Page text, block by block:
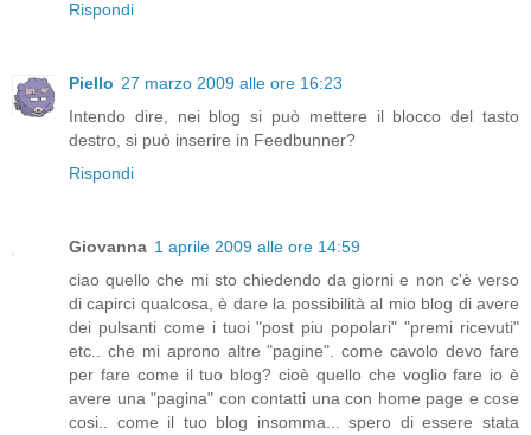
Rispondi
Piello 27 marzo 2009 alle ore 16:23
Intendo dire, nei blog si può mettere il blocco del tasto
destro, si può inserire in Feedbunner?
Rispondi
Giovanna 1 aprile 2009 alle ore 14:59
ciao quello che mi sto chiedendo da giorni e non c'è verso
di capirci qualcosa, è dare la possibilità al mio blog di avere
dei pulsanti come i tuoi "post piu popolari" "premi ricevuti"
etc.. che mi aprono altre "pagine". come cavolo devo fare
per fare come il tuo blog? cioè quello che voglio fare io è
avere una "pagina" con contatti una con home page e cose
cosi.. come il tuo blog insomma... spero di essere stata